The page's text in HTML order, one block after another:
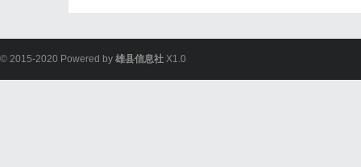
© 2015-2020 Powered by 雄县信息社 X1.0